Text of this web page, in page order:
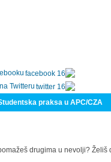
Twitteru
praksa u APC/CZA
drugima u nevolji?